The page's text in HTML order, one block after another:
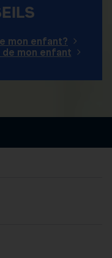
mon enfant?
mon enfant